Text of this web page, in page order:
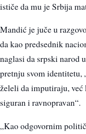
ističe da mu je Srbija
Mandić je juče u
da kao predsednik
naglasi da srpski narod
pretnju svom identitetu,
želeli da imputiraju,
siguran i ravnopravan“.
„Kao odgovornim